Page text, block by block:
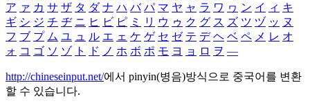
ア ァ カ サ ザ タ ダ ナ ハ バ パ マ ヤ ャ ラ ワ ヮ ン イ ィ キ
ギ シ ジ チ ヂ ニ ヒ ビ ピ ミ リ ウ ゥ ク グ ス ズ ツ ヅ ッ ヌ
フ ブ プ ム ユ ュ ル エ ェ ケ ゲ セ ゼ テ デ ヘ ベ ペ メ レ オ
ォ コ ゴ ソ ゾ ト ド ノ ホ ボ ポ モ ヨ ョ ロ ヲ ―
http://chineseinput.net/에서 pinyin(병음)방식으로 중국어를 변환
할 수 있습니다.